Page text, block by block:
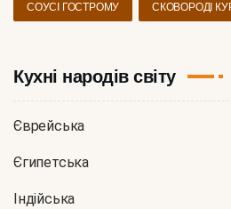
СОУСІ ГОСТРОМУ СКОВОРОДІ
Кухні народів світу
Єврейська
Єгипетська
Індійська